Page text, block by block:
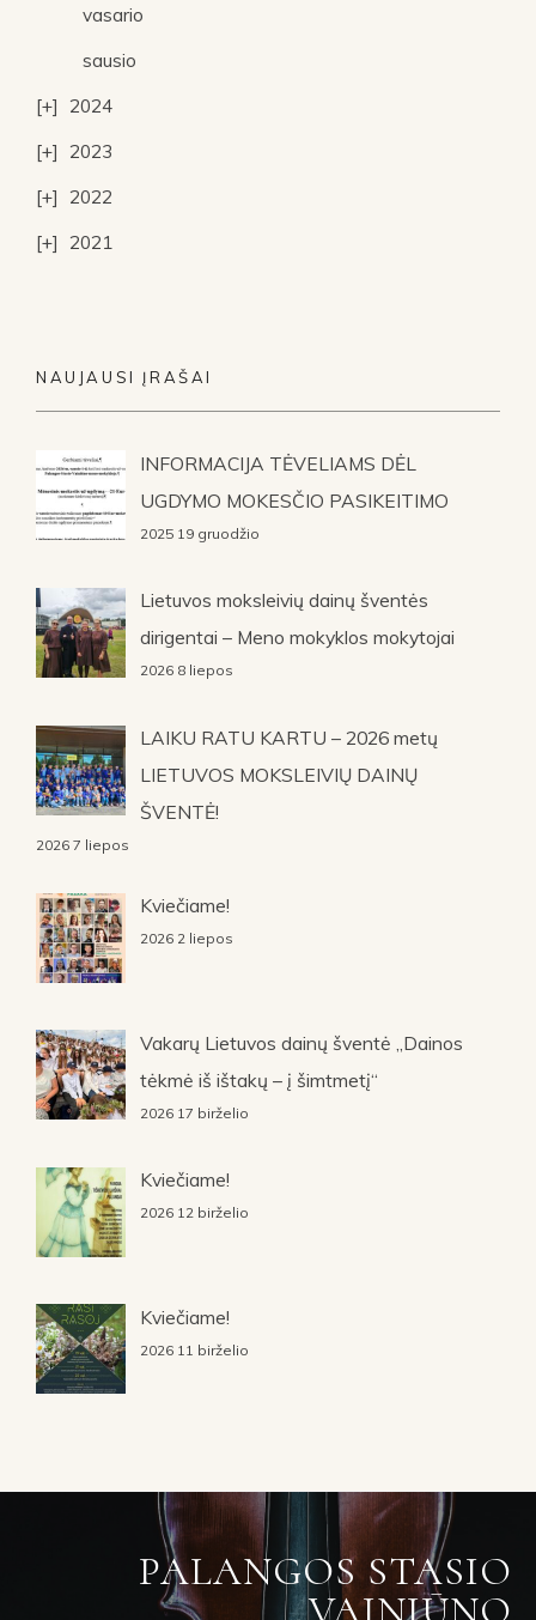
vasario
sausio
2024
2023
2022
2021
NAUJAUSI ĮRAŠAI
INFORMACIJA TĖVELIAMS DĖL
UGDYMO MOKESČIO PASIKEITIMO
2025 19 gruodžio
Lietuvos moksleivių dainų šventės
dirigentai – Meno mokyklos mokytojai
2026 8 liepos
LAIKU RATU KARTU – 2026 metų
LIETUVOS MOKSLEIVIŲ DAINŲ
ŠVENTĖ!
2026 7 liepos
Kviečiame!
2026 2 liepos
Vakarų Lietuvos dainų šventė „Dainos
tėkmė iš ištakų – į šimtmetį“
2026 17 birželio
Kviečiame!
2026 12 birželio
Kviečiame!
2026 11 birželio
PALANGOS STASIO